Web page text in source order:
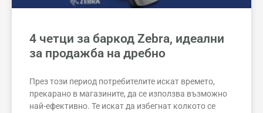
4 четци за баркод Zebra, идеални
за продажба на дребно
През този период потребителите искат времето,
прекарано в магазините, да се използва възможно
най-ефективно. Те искат да избегнат колкото се